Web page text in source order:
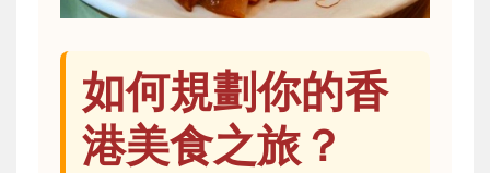
如何規劃你的香
港美食之旅？